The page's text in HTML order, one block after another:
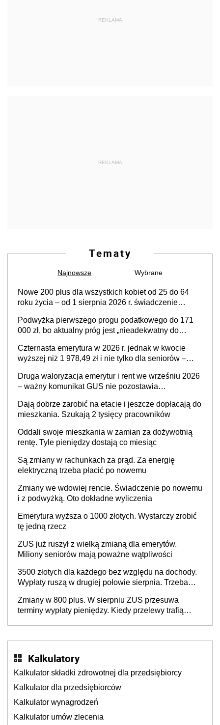
REKLAMA
REKLAMA
Tematy
Najnowsze Wybrane
Nowe 200 plus dla wszystkich kobiet od 25 do 64
roku życia – od 1 sierpnia 2026 r. świadczenie
Podwyżka pierwszego progu podatkowego do 171
000 zł, bo aktualny próg jest „nieadekwatny do
Czternasta emerytura w 2026 r. jednak w kwocie
wyższej niż 1 978,49 zł i nie tylko dla seniorów –
kwotą świadczenia?
Druga waloryzacja emerytur i rent we wrześniu 2026
– ważny komunikat GUS nie pozostawia
podwyżkę świadczeń?
Dają dobrze zarobić na etacie i jeszcze dopłacają do
mieszkania. Szukają 2 tysięcy pracowników
Oddali swoje mieszkania w zamian za dożywotnią
rentę. Tyle pieniędzy dostają co miesiąc
Są zmiany w rachunkach za prąd. Za energię
elektryczną trzeba płacić po nowemu
Zmiany we wdowiej rencie. Świadczenie po nowemu
i z podwyżką. Oto dokładne wyliczenia
Emerytura wyższa o 1000 złotych. Wystarczy zrobić
tę jedną rzecz
ZUS już ruszył z wielką zmianą dla emerytów.
Miliony seniorów mają poważne wątpliwości
3500 złotych dla każdego bez względu na dochody.
Wypłaty ruszą w drugiej połowie sierpnia. Trzeba
Zmiany w 800 plus. W sierpniu ZUS przesuwa
terminy wypłaty pieniędzy. Kiedy przelewy trafią
Kalkulatory
Kalkulator składki zdrowotnej dla przedsiębiorcy
Kalkulator dla przedsiębiorców
Kalkulator wynagrodzeń
Kalkulator umów zlecenia